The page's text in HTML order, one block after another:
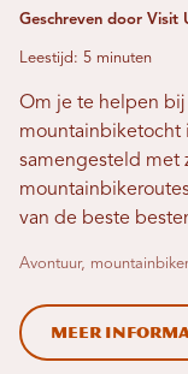
Geschreven door Visit
Leestijd: 5 minuten
Om je te helpen
mountainbiketocht
samengesteld met
van de beste
Avontuur,
Meer